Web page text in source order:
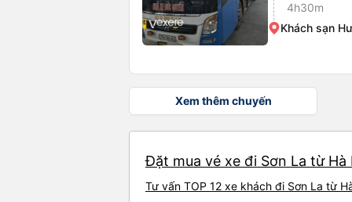
4h30m
Khách sạn
Xem thêm chuyến
Đặt mua vé xe đi Sơn La từ
Tư vấn TOP 12 xe khách đi Sơn La từ